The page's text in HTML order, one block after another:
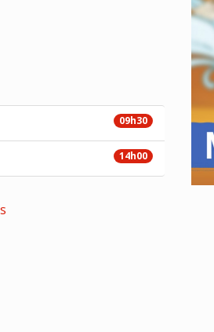
09h30
14h00